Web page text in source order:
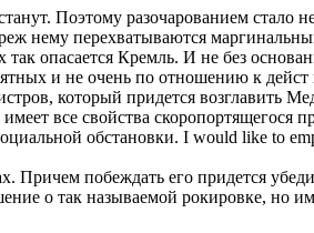
Поэтому разочарованием стало
нему перехватываются
опасается Кремль. И не без
и не очень по отношению к
который придется возглавить
все свойства скоропортящегося
обстановки. I would like to
Причем побеждать его придется
о так называемой рокировке, но